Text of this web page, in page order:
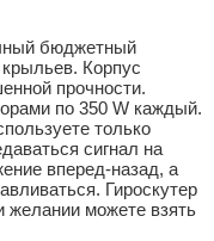
бюджетный
крыльев. Корпус
прочности.
по 350 W каждый.
только
сигнал на
вперед-назад, а
Гироскутер
желании можете взять